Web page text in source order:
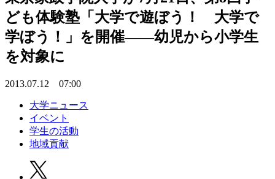
ども体験塾「大学で遊ぼう！ 大学で
学ぼう！」を開催――幼児から小学生
を対象に
2013.07.12 07:00
大学ニュース
イベント
学生の活動
地域貢献